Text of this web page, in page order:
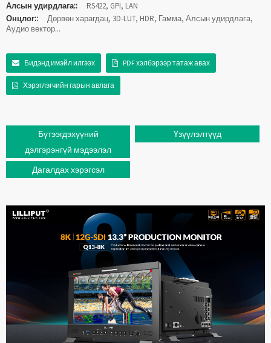
Алсын удирдлага::
RS422, GPI, LAN
Онцлог::
Дөрвөн харагдац, 3D-LUT, HDR, Гамма, Алсын удирдлага,
Аудио вектор...
Бидэнд имэйл илгээх PDF хэлбэрээр татаж авах
Хэрэглэгчийн гарын авлага
Бүтээгдэхүүний
дэлгэрэнгүй мэдээлэл
Үзүүлэлтүүд
Дагалдах хэрэгсэл